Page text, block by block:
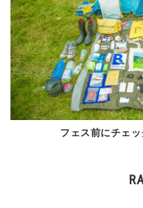
フェス前にチェ